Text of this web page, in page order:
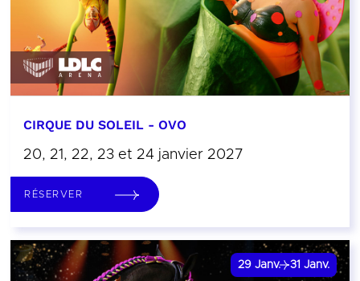
CIRQUE DU SOLEIL - OVO
20, 21, 22, 23 et 24 janvier 2027
RÉSERVER
29 Janv. 31 Janv.